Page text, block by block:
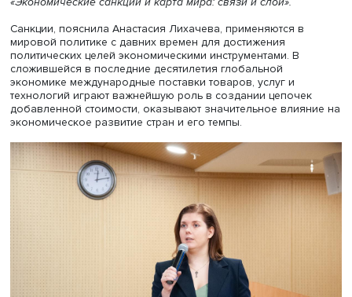
то же время страны уже накопили опыт работы в
санкционного давления. Деканфакультета мировой
экономики и мировой политики ВШЭ Анастасия
представила на Дне открытых дверей Вышки лекцию
«Экономические санкции и карта мира: связи и слои».
Санкции, пояснила Анастасия Лихачева, применяются в
мировой политике с давних времен для достижения
политических целей экономическими инструментами. В
сложившейся в последние десятилетия глобальной
экономике международные поставки товаров, услуг и
технологий играют важнейшую роль в создании
добавленной стоимости, оказывают значительное
экономическое развитие стран и его темпы.